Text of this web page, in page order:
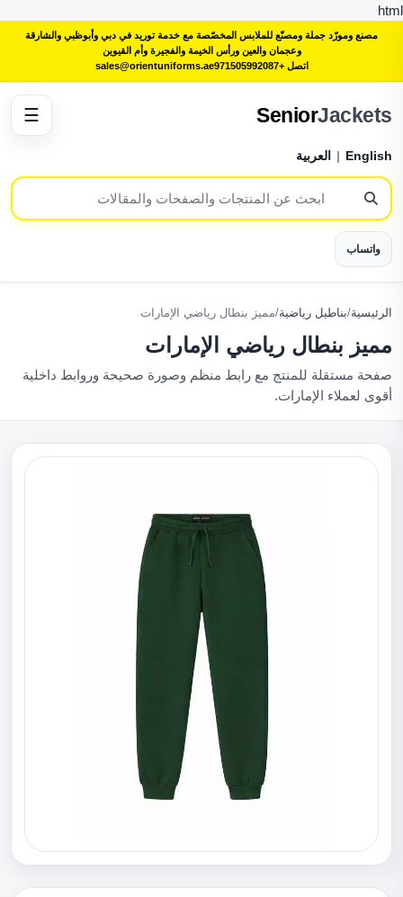
html
مصنع ومورّد جملة ومصنّع للملابس المخصّصة مع خدمة توريد في دبي وأبوظبي والشارقة
وعجمان والعين ورأس الخيمة والفجيرة وأم القيوين
اتصل +971505992087
sales@orientuniforms.ae
SeniorJackets
English
| العربية
واتساب
☰
الرئيسية/بناطيل رياضية/مميز بنطال رياضي الإمارات
مميز بنطال رياضي الإمارات
صفحة مستقلة للمنتج مع رابط منظم وصورة صحيحة وروابط داخلية
أقوى لعملاء الإمارات.